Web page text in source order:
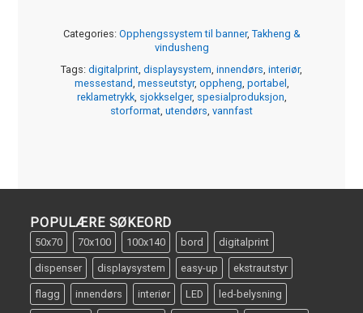
Categories: Opphengssystem til banner, Takheng &
vindusheng
Tags: digitalprint, displaysystem, innendørs, interiør,
messestand, messeutstyr, oppheng, portabel ,
reklametrykk, sjokkselger, spesialproduksjon,
storformat, utendørs, vannfast
POPULÆRE SØKEORD
50x70 70x100 100x140 bord digitalprint
dispenser displaysystem easy-up ekstrautstyr
flagg innendørs interiør LED led-belysning